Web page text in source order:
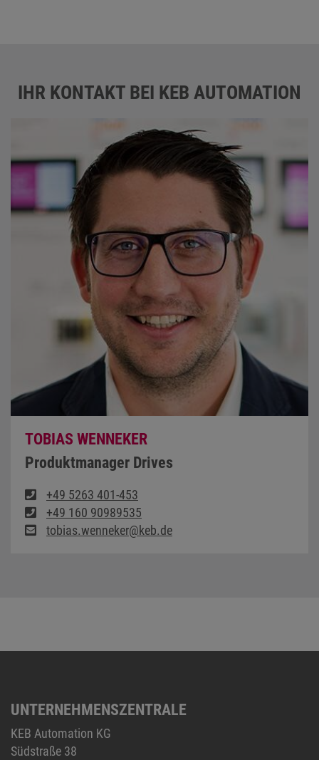
IHR KONTAKT BEI KEB AUTOMATION
TOBIAS WENNEKER
Produktmanager Drives
+49 5263 401-453
+49 160 90989535
tobias.wenneker@keb.de
UNTERNEHMENSZENTRALE
KEB Automation KG
Südstraße 38